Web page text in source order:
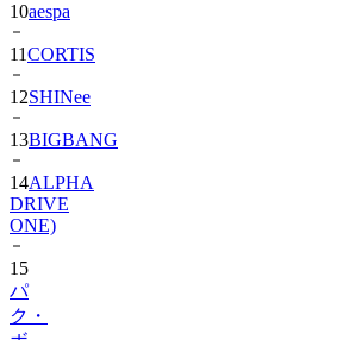
10aespa
11CORTIS
12SHINee
13BIGBANG
14ALPHA
DRIVE
ONE)
15
パ
ク・